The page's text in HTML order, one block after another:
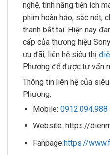
nghệ, tính năng tiện ích
phim hoàn hảo, sắc nét,
thanh bắt tai. Hiện nay
cấp của thương hiệu
ưu đãi, liên hệ siêu thị
Phương để được tư vấn
Thông tin liên hệ của
Phương:
Mobile: 0912.094.988
Website: https://
Fanpage:https://